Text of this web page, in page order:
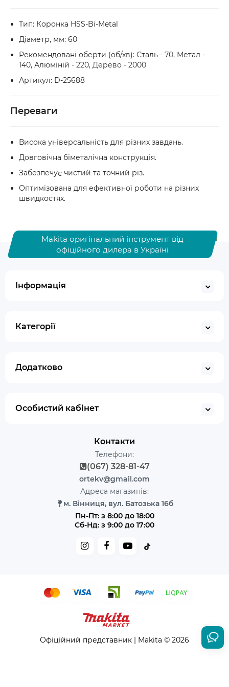
Тип: Коронка HSS-Bi-Metal
Діаметр, мм: 60
Рекомендовані оберти (об/хв): Сталь - 70, Метал -
140, Алюміній - 220, Дерево - 2000
Артикул: D-25688
Переваги
Висока універсальність для різних завдань.
Довговічна біметалічна конструкція.
Забезпечує чистий та точний різ.
Оптимізована для ефективної роботи на різних
швидкостях.
Makita оригінальний інструмент від
офіційного дилера в Україні
Інформація
Категорії
Додатково
Особистий кабінет
Контакти
Телефони:
(067) 328-81-47
ortekv@gmail.com
Адреса магазинів:
м. Вінниця, вул. Батозька 16б
Пн-Пт: з 8:00 до 18:00
Сб-Нд: з 9:00 до 17:00
Офіційний представник | Makita © 2026